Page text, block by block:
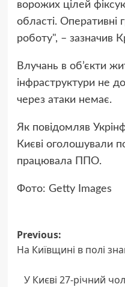
ворожих цілей
області.
роботу", – зазначив
Влучань в об’єкти
інфраструктури не
через атаки немає.
Як повідомляв
Києві оголошували
працювала ППО.
Фото: Getty Images
Post
Previous:
На Київщині в полі
У Києві 27-річний